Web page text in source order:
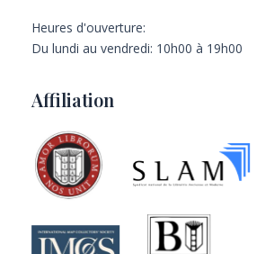
Heures d'ouverture:
Du lundi au vendredi: 10h00 à 19h00
Affiliation